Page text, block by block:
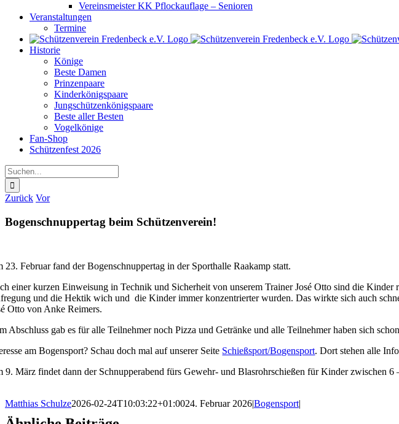
Vereinsmeister KK Pflockauflage – Senioren
Veranstaltungen
Termine
Historie
Könige
Beste Damen
Prinzenpaare
Kinderkönigspaare
Jungschützenkönigspaare
Beste aller Besten
Vogelkönige
Fan-Shop
Schützenfest 2026
Suche
nach:
Zurück Vor
Bogenschnuppertag beim Schützenverein!
23. Februar fand der Bogenschnuppertag in der Sporthalle Raakamp statt.
einer kurzen Einweisung in Technik und Sicherheit von unserem Trainer José Otto sind die
und die Hektik wich und die Kinder immer konzentrierter wurden. Das wirkte sich auch
Otto von Anke Reimers.
Abschluss gab es für alle Teilnehmer noch Pizza und Getränke und alle Teilnehmer haben sich
am Bogensport? Schau doch mal auf unserer Seite Schießsport/Bogensport. Dort stehen alle
9. März findet dann der Schnupperabend fürs Gewehr- und Blasrohrschießen für Kinder zwischen 6
Matthias Schulze2026-02-24T10:03:22+01:0024. Februar 2026|Bogensport|